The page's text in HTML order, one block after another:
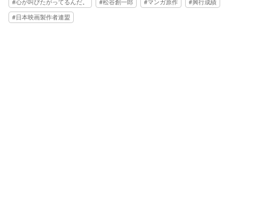
心が叫びたがってるんだ。
松谷創一郎 マンガ原作
興行成績
日本映画製作者連盟